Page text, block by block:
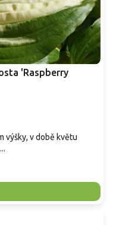
'Raspberry
výšky, v době květu